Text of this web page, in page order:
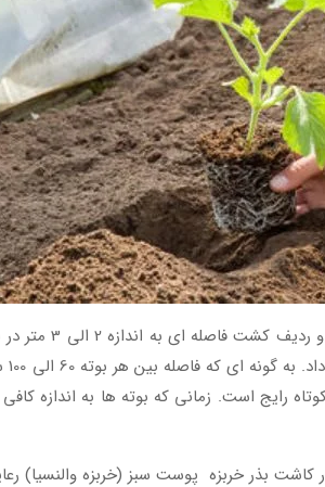
کاشت بذر خربزه پوست سبز (خربزه والنسیا)